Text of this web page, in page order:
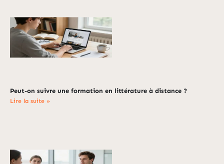
Peut-on suivre une formation en littérature à distance ?
Lire la suite »